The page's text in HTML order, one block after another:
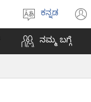
ಭಾಷೆಯನ್ನು
ಮಾಡಿ
ಕನ್ನಡ
ನಮ್ಮ ಬಗ್ಗೆ